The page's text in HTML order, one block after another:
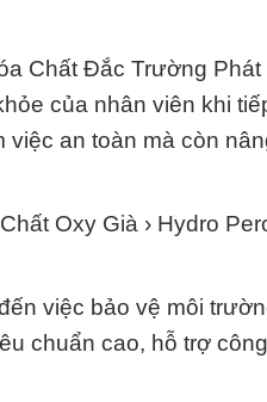
Chất Đắc Trường Phát
của nhân viên khi
việc an toàn mà còn
Oxy Già › Hydro
việc bảo vệ môi
chuẩn cao, hỗ trợ